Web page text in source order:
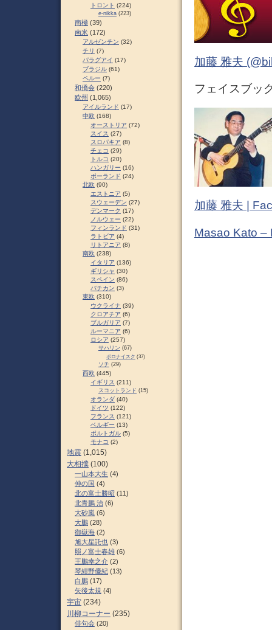
加藤 雅夫
フェイスブッ
加藤 雅夫 |
Masao Kato –
トロント (224)
e-nikka (223)
南極 (39)
南米 (172)
アルゼンチン (32)
チリ (7)
パラグアイ (17)
ブラジル (61)
ペルー (7)
和僑会 (220)
欧州 (1,065)
アイルランド (17)
中欧 (168)
オーストリア (72)
スイス (27)
スロパキア (8)
チェコ (29)
トルコ (20)
ハンガリー (16)
ポーランド (24)
北欧 (90)
エストニア (5)
スウェーデン (27)
デンマーク (17)
ノルウェー (22)
フィンランド (31)
ラトビア (4)
リトアニア (8)
南欧 (238)
イタリア (136)
ギリシャ (30)
スペイン (86)
バチカン (3)
東欧 (310)
ウクライナ (39)
クロアチア (6)
ブルガリア (7)
ルーマニア (6)
ロシア (257)
サハリン (67)
ポロナイスク (37)
ソチ (29)
西欧 (445)
イギリス (211)
スコットランド (15)
オランダ (40)
ドイツ (122)
フランス (121)
ベルギー (13)
ポルトガル (5)
モナコ (2)
地震 (1,015)
大相撲 (100)
一山本大生 (4)
仲の国 (4)
北の富士勝昭 (11)
北青鵬 治 (6)
大砂嵐 (6)
大鵬 (28)
御嶽海 (2)
旭大星託也 (3)
照ノ富士春雄 (6)
王鵬幸之介 (2)
琴紺野優紀 (13)
白鵬 (17)
矢後太規 (4)
宇宙 (234)
川柳コーナー (235)
俳句会 (20)